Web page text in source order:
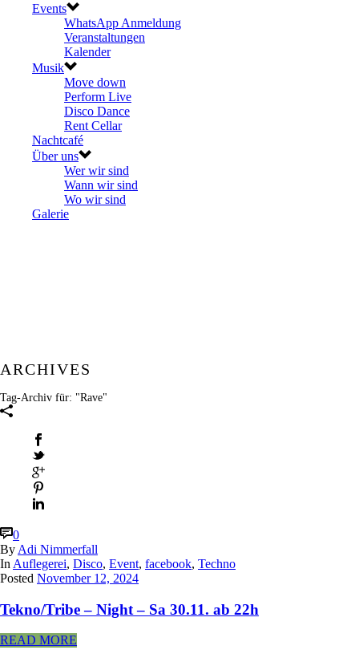
Events
WhatsApp Anmeldung
Veranstaltungen
Kalender
Musik
Move down
Perform Live
Disco Dance
Rent Cellar
Nachtcafé
Über uns
Wer wir sind
Wann wir sind
Wo wir sind
Galerie
ARCHIVES
Tag-Archiv für: "Rave"
0
By Adi Nimmerfall
In Auflegerei, Disco, Event, facebook, Techno
Posted November 12, 2024
Tekno/Tribe – Night – Sa 30.11. ab 22h
READ MORE